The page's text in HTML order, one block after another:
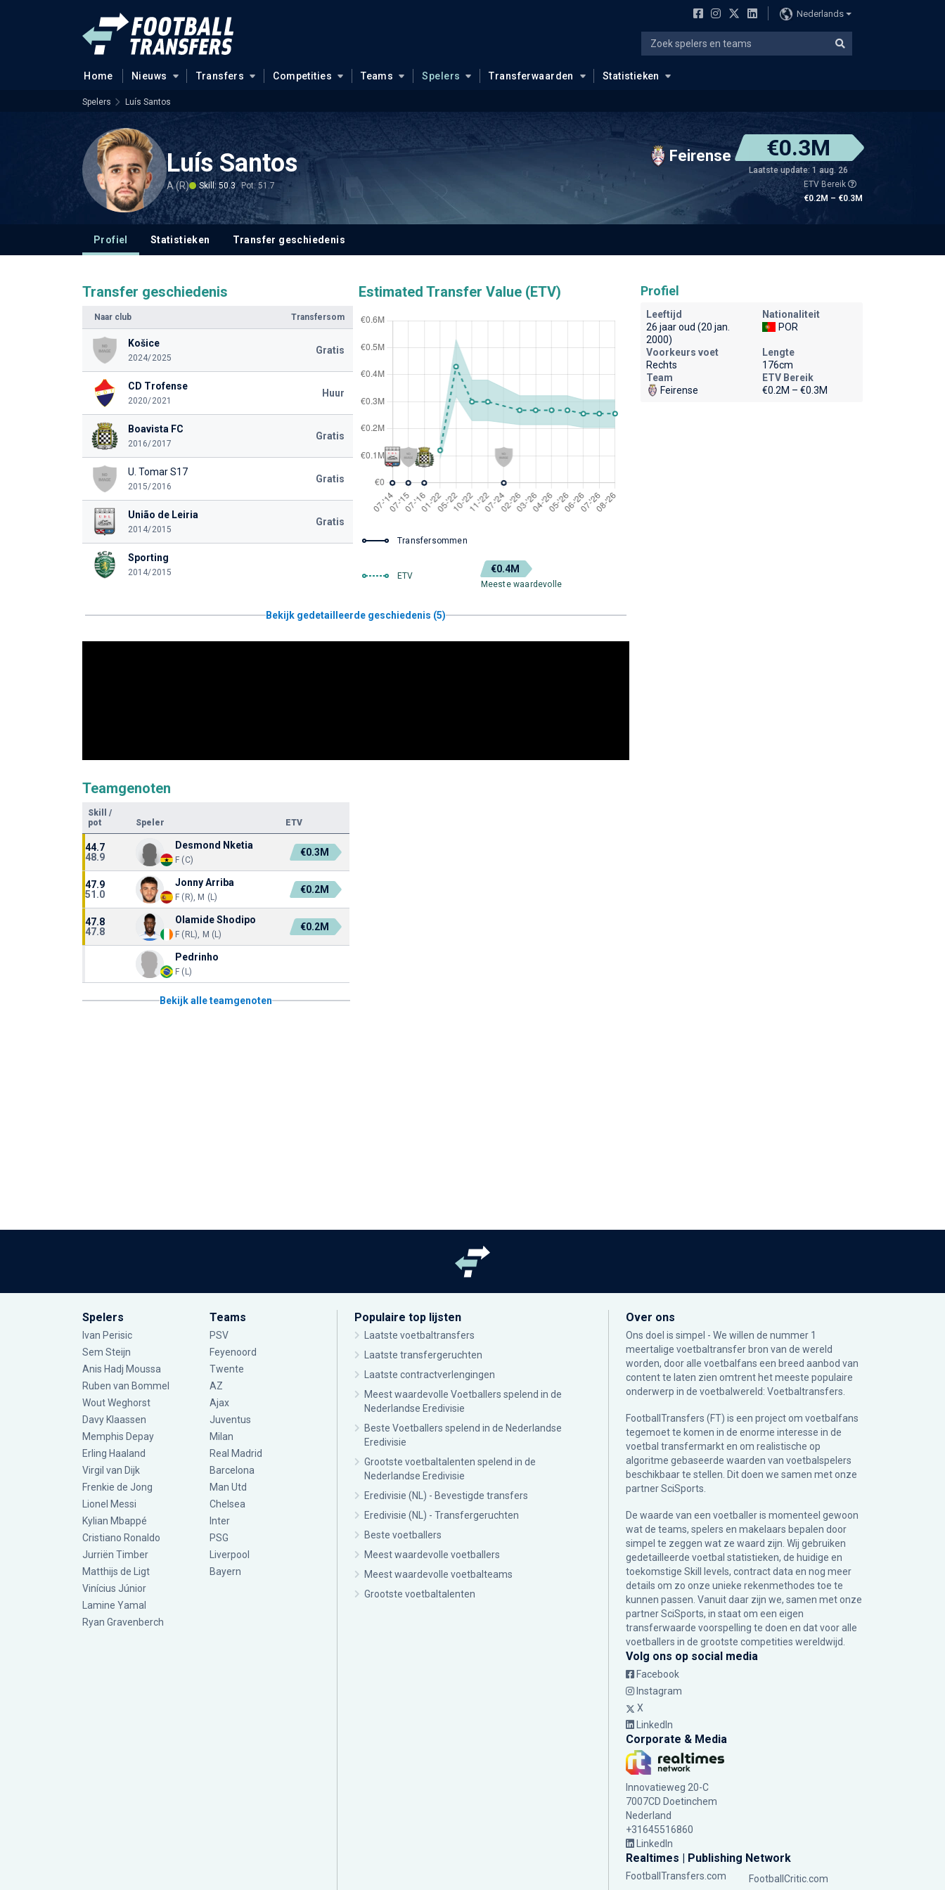
Nederlands
Home Nieuws Transfers Competities Teams Spelers Transferwaarden Statistieken
Spelers Luís Santos
Luís Santos
A (R) Skill: 50.3 Pot: 51.7
Feirense €0.3M
Laatste update: 1 aug. 26
ETV Bereik
€0.2M – €0.3M
Profiel Statistieken Transfer geschiedenis
Transfer geschiedenis
Naar club Transfersom
Košice
2024/2025
Gratis
CD Trofense
2020/2021
Huur
Boavista FC
2016/2017
Gratis
U. Tomar S17
2015/2016
Gratis
União de Leiria
2014/2015
Gratis
Sporting
2014/2015
Estimated Transfer Value (ETV)
Transfersommen
ETV
€0.4M
Meeste waardevolle
Bekijk gedetailleerde geschiedenis (5)
Teamgenoten
Skill
/
pot
Speler ETV
44.7
48.9
Desmond Nketia
F (C)
€0.3M
47.9
51.0
Jonny Arriba
F (R), M (L)
€0.2M
47.8
47.8
Olamide Shodipo
F (RL), M (L)
€0.2M
Pedrinho
F (L)
Bekijk alle teamgenoten
Profiel
Leeftijd
26 jaar oud (20 jan.
2000)
Nationaliteit
POR
Voorkeurs voet
Rechts
Lengte
176cm
Team
Feirense
ETV Bereik
€0.2M – €0.3M
Spelers
Ivan Perisic
Sem Steijn
Anis Hadj Moussa
Ruben van Bommel
Wout Weghorst
Davy Klaassen
Memphis Depay
Erling Haaland
Virgil van Dijk
Frenkie de Jong
Lionel Messi
Kylian Mbappé
Cristiano Ronaldo
Jurriën Timber
Matthijs de Ligt
Vinícius Júnior
Lamine Yamal
Ryan Gravenberch
Teams
PSV
Feyenoord
Twente
AZ
Ajax
Juventus
Milan
Real Madrid
Barcelona
Man Utd
Chelsea
Inter
PSG
Liverpool
Bayern
Populaire top lijsten
Laatste voetbaltransfers
Laatste transfergeruchten
Laatste contractverlengingen
Meest waardevolle Voetballers spelend in de
Nederlandse Eredivisie
Beste Voetballers spelend in de Nederlandse
Eredivisie
Grootste voetbaltalenten spelend in de
Nederlandse Eredivisie
Eredivisie (NL) - Bevestigde transfers
Eredivisie (NL) - Transfergeruchten
Beste voetballers
Meest waardevolle voetballers
Meest waardevolle voetbalteams
Grootste voetbaltalenten
Over ons
Ons doel is simpel - We willen de nummer 1
meertalige voetbaltransfer bron van de wereld
worden, door alle voetbalfans een breed aanbod van
content te laten zien omtrent het meeste populaire
onderwerp in de voetbalwereld: Voetbaltransfers.
FootballTransfers (FT) is een project om voetbalfans
tegemoet te komen in de enorme interesse in de
voetbal transfermarkt en om realistische op
algoritme gebaseerde waarden van voetbalspelers
beschikbaar te stellen. Dit doen we samen met onze
partnerSciSports
De waarde van een voetballer is momenteel gewoon
wat de teams, spelers en makelaars bepalen door
simpel te zeggen wat ze waard zijn. Wij gebruiken
gedetailleerde voetbal statistieken, de huidige en
toekomstige Skill levels, contract data en nog meer
details om zo onze unieke rekenmethodes toe te
kunnen passen. Vanuit daar zijn we, samen met onze
partner SciSports, in staat om een eigen
transferwaarde voorspelling te doen en dat voor alle
voetballers in de grootste competities wereldwijd.
Volg ons op social media
Facebook
Instagram
X
LinkedIn
Corporate & Media
Innovatieweg 20-C
7007CD Doetinchem
Nederland
+31645516860
LinkedIn
Realtimes | Publishing Network
FootballTransfers.com FootballCritic.com